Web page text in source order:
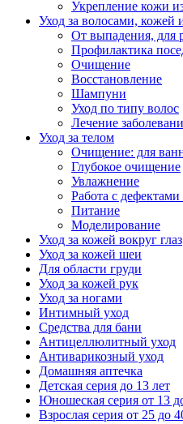
Укрепление кожи
Уход за волосами, кожей
От выпадения, для
Профилактика
Очищение
Восстановление
Шампуни
Уход по типу волос
Лечение
Уход за телом
Очищение: для
Глубокое очищение
Увлажнение
Работа с
Питание
Моделирование
Уход за кожей вокруг глаз
Уход за кожей шеи
Для области груди
Уход за кожей рук
Уход за ногами
Интимный уход
Средства для бани
Антицеллюлитный уход
Антиварикозный уход
Домашняя аптечка
Детская серия до 13 лет
Юношеская серия от 13
Взрослая серия от 25 до